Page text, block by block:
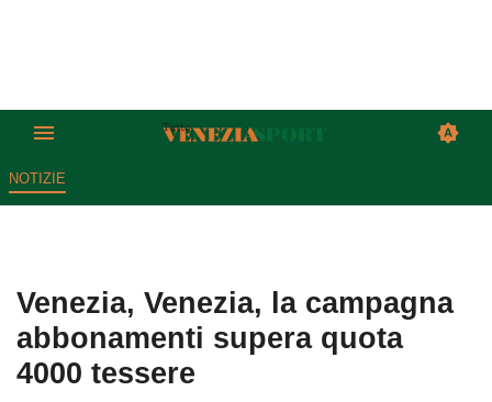
NOTIZIE
Venezia, Venezia, la campagna
abbonamenti supera quota
4000 tessere